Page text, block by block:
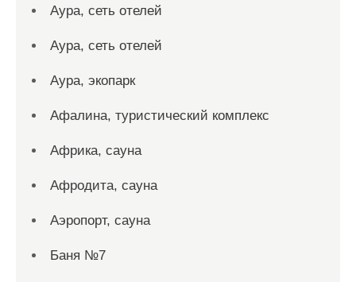
Аура, сеть отелей
Аура, сеть отелей
Аура, экопарк
Афалина, туристический комплекс
Африка, сауна
Афродита, сауна
Аэропорт, сауна
Баня №7